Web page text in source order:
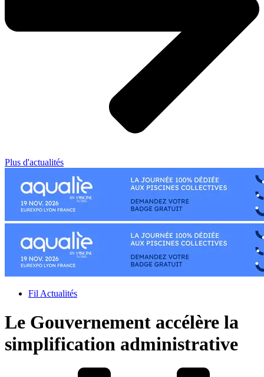
Plus d'actualités
Fil Actualités
Le Gouvernement accélère la
simplification administrative